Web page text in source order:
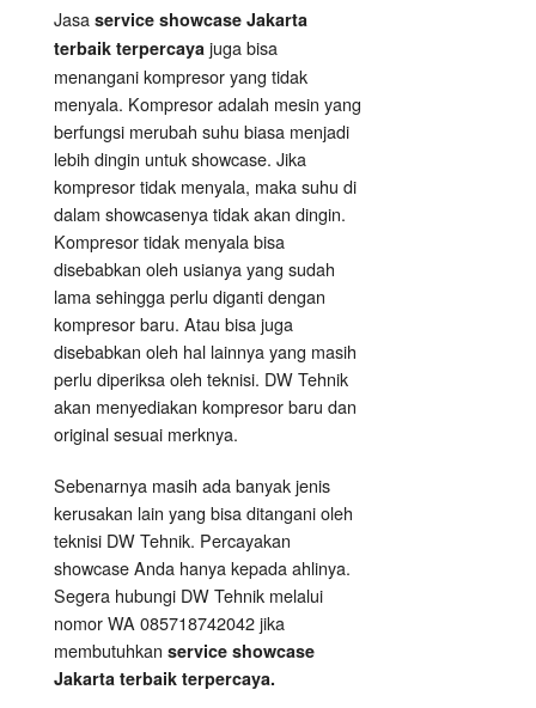
Jasa service showcase Jakarta
terbaik terpercaya juga bisa
menangani kompresor yang tidak
menyala. Kompresor adalah mesin yang
berfungsi merubah suhu biasa menjadi
lebih dingin untuk showcase. Jika
kompresor tidak menyala, maka suhu di
dalam showcasenya tidak akan dingin.
Kompresor tidak menyala bisa
disebabkan oleh usianya yang sudah
lama sehingga perlu diganti dengan
kompresor baru. Atau bisa juga
disebabkan oleh hal lainnya yang masih
perlu diperiksa oleh teknisi. DW Tehnik
akan menyediakan kompresor baru dan
original sesuai merknya.
Sebenarnya masih ada banyak jenis
kerusakan lain yang bisa ditangani oleh
teknisi DW Tehnik. Percayakan
showcase Anda hanya kepada ahlinya.
Segera hubungi DW Tehnik melalui
nomor WA 085718742042 jika
membutuhkan service showcase
Jakarta terbaik terpercaya.